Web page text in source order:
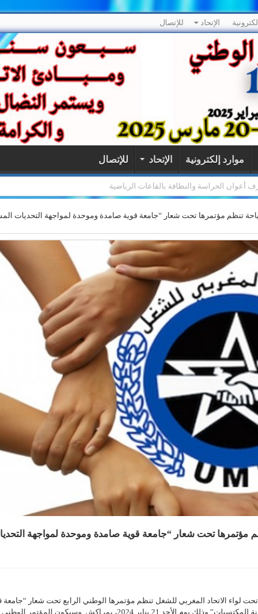
الإتحاد للإتصال
موارد إلكترونية الإتحاد للإتصال
أعوان الحراسة والنظافة بالقاعات الرياضية
تنظم مؤتمرها تحت شعار “جامعة قوية صامدة وموحدة لمواجهة التحديات
مؤتمرها تحت شعار “جامعة قوية صامدة وموحدة لمواجهة
لواء الاتحاد المغربي للشغل تنظم مؤتمرها الوطني الرابع تحت شعار “جامعة
صامدة وموحدة لمواجهة تحديات المستقبلية، والدفاع عن العمل القار وصيانة المكتسبات” وذلك يوم الأحد 21 يناير 2024، بمراكش. وسيكون